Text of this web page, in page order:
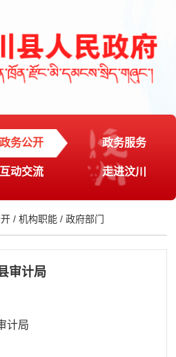
政务公开 政务服务
互动交流 走进汶川
/机构职能 /政府部门
审计局
计局